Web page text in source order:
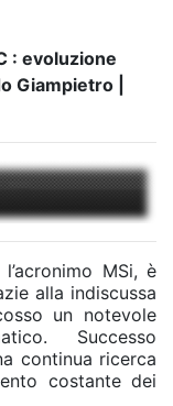
: evoluzione
Giampietro |
MSi, è
alla indiscussa
un notevole
Successo
continua ricerca
costante dei